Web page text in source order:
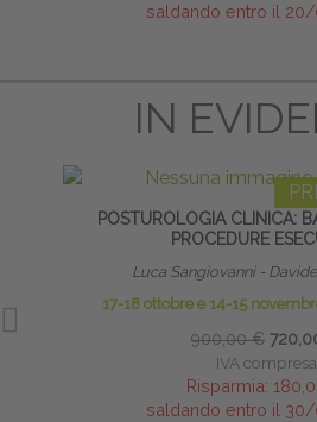
saldando entro il
IN
POSTUROLOGIA CLINICA:
PROCEDURE
Luca Sangiovanni -
17-18 ottobre e 14-15
900,00 €
IVA compresa
Risparmia:
saldando entro il